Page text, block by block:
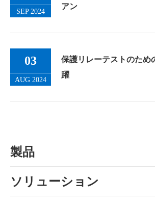
SEP 2024
アン
03
AUG 2024
保護リレーテストのため
躍
製品
ソリューション